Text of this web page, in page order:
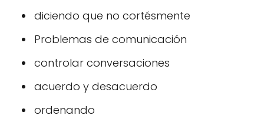
diciendo que no cortésmente
Problemas de comunicación
controlar conversaciones
acuerdo y desacuerdo
ordenando